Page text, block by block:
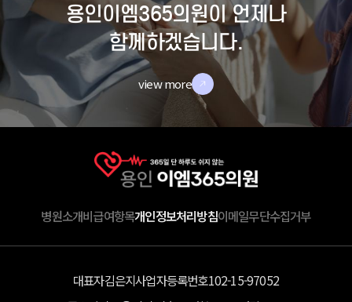
용인이엠365의원이 언제나
함께하겠습니다.
view more
병원소개비급여항목개인정보처리방침이메일무단수집거부
대표자김은지사업자등록번호102-15-97052